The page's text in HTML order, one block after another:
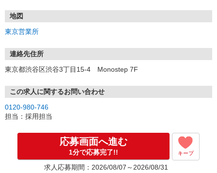
①応募から3営業日を目安に、メールorお電話でご連絡します。
★スマホでWEB面接（LINEなど）・出張面接・事務所面接と選べま
す
③面接実施（履歴書不要）
※ご希望があれば、職場見学の調整もOKです！
お気軽にご応募ください♪
地図
東京営業所
連絡先住所
東京都渋谷区渋谷3丁目15-4 Monostep 7F
この求人に関するお問い合わせ
0120-980-746
担当：採用担当
応募画面へ進む
1分で応募完了!! キープ
求人応募期間：2026/08/07～2026/08/31